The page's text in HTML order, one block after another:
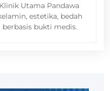
Utama Pandawa
estetika, bedah
bukti medis.